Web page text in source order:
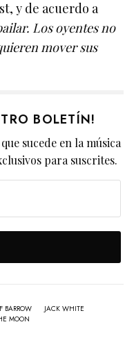
y de acuerdo a
Los oyentes no
mover sus
BOLETÍN!
sucede en la música
para suscrites.
BARROW
JACK WHITE
MOON